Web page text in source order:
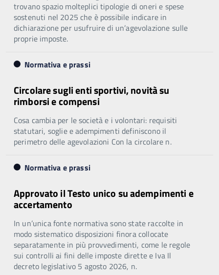
trovano spazio molteplici tipologie di oneri e spese
sostenuti nel 2025 che è possibile indicare in
dichiarazione per usufruire di un’agevolazione sulle
proprie imposte.
Normativa e prassi
Circolare sugli enti sportivi, novità su
rimborsi e compensi
Cosa cambia per le società e i volontari: requisiti
statutari, soglie e adempimenti definiscono il
perimetro delle agevolazioni Con la circolare n.
Normativa e prassi
Approvato il Testo unico su adempimenti e
accertamento
In un’unica fonte normativa sono state raccolte in
modo sistematico disposizioni finora collocate
separatamente in più provvedimenti, come le regole
sui controlli ai fini delle imposte dirette e Iva Il
decreto legislativo 5 agosto 2026, n.